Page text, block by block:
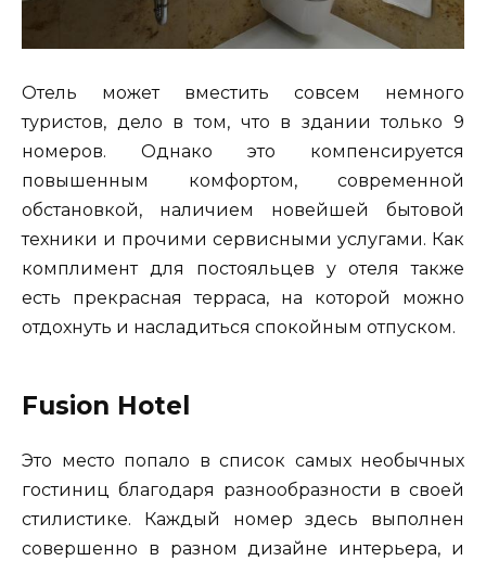
Отель может вместить совсем немного
туристов, дело в том, что в здании только 9
номеров. Однако это компенсируется
повышенным комфортом, современной
обстановкой, наличием новейшей бытовой
техники и прочими сервисными услугами. Как
комплимент для постояльцев у отеля также
есть прекрасная терраса, на которой можно
отдохнуть и насладиться спокойным отпуском.
Fusion Hotel
Это место попало в список самых необычных
гостиниц благодаря разнообразности в своей
стилистике. Каждый номер здесь выполнен
совершенно в разном дизайне интерьера, и